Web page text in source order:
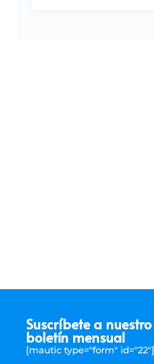
Suscríbete a nuestro
boletín mensual
[mautic type="form" id="22"]